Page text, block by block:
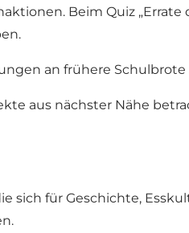
Beim Quiz
an frühere
aus nächster Nähe
sich für Geschichte,